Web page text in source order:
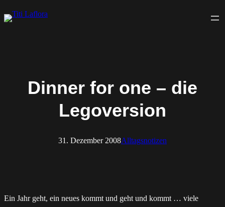
Zum
Inhalt
Dinner for one – die
Legoversion
31. Dezember 2008Alltagsnotizen
Ein Jahr geht, ein neues kommt und geht und kommt … viele